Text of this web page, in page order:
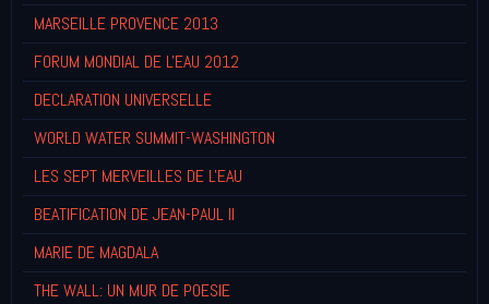
MARSEILLE PROVENCE 2013
FORUM MONDIAL DE L'EAU 2012
DECLARATION UNIVERSELLE
WORLD WATER SUMMIT-WASHINGTON
LES SEPT MERVEILLES DE L'EAU
BEATIFICATION DE JEAN-PAUL II
MARIE DE MAGDALA
THE WALL: UN MUR DE POESIE